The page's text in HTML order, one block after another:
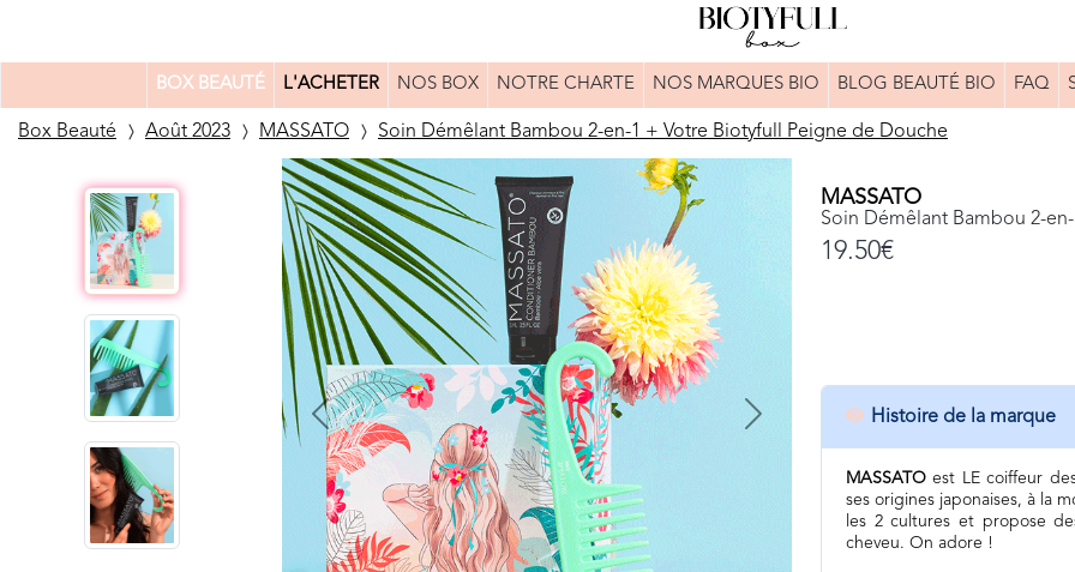
BOX BEAUTÉ L'ACHETER NOS BOX NOTRE CHARTE NOS MARQUES BIO BLOG BEAUTÉ BIO FAQ
Box Beauté Août 2023 MASSATO Soin Démêlant Bambou 2-en-1 + Votre Biotyfull Peigne de Douche
Previous Next
MASSATO
Soin Démêlant Bambou 2-
19.50€
Histoire de la marque
MASSATOest LE coiffeur
ses origines japonaises, à la
les 2 cultures et propose
cheveu. On adore !